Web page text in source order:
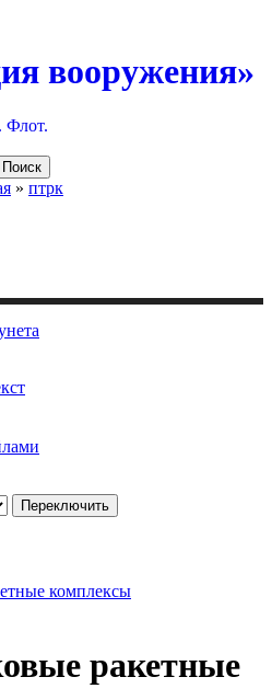
вооружения»
Флот.
» птрк
комплексы
ракетные